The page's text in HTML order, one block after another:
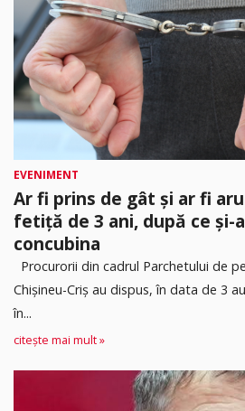
EVENIMENT
Ar fi prins de gât și ar fi
fetiță de 3 ani, după ce și-
concubina
Procurorii din cadrul Parchetului de
Chișineu-Criș au dispus, în data de 3
în...
citește mai mult »